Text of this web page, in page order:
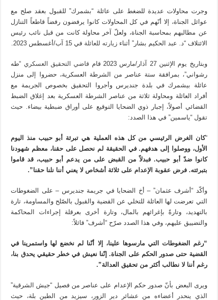
وجرت محاولات عديدة للضغط على عائلة “بشمرك” للقبول بعقد صلح مع
عوائل الجناة، إلا أنّهم في كل المحاولات كانوا يرفضون رفضاً قاطعاً التنازل
عن مطالبهم بمحاسبة الجناة، ولعلّ آخر محاولة كانت من قبل نائب رئيس
الائتلاف “د. عبد الحكيم بشار” أثناءزيارته للعائلة في 15 آب/أغسطس 2023.
وبتاريخ يوم الإثنين 27 آذار/مارس 2023 قام قاضي التحقيق العسكري “طه
رشواني”، بمرافقة ستة عناصر من الشرطة العسكرية، حضروا إلى منزل
عائلة بيشمرك في بلدة جنديرس وأجروا التحقيق بخصوص الجريمة مع
أفراد العائلة ومحاولة ثلاثة من عناصر الشرطة العسكرية بعد إغلاق الضبط
القضائي أصولاً، إجبار ذوي الضحايا التوقيع على أوراق ضبطية بيضاء. حيث
تقول “ياسمين” في هذا الصدد:
“كان الغرض الرئيسي من كل هذه العملية هي تبرئة أبو حبيب منذ اليوم
الأول، ووصلوا إلى هدفهم. في الحقيقة لم نحصل على حقنا، معظم شهودنا
كانوا ضدّ أبو حبيب. فبدلاً من القبض على من يدعم أبو حبيب، قد قاموا
بتبرئته. فرض عقوبة الإعدام على ثلاثة أشخاص لا يعني أننا نلنا حقنا”.
وأكّد “أشرف عثمان” – أخ الضحايا في جريمة جنديرس – على الضغوطات
التي تعرضت لها العائلة للتخلي عن القضية والقبول بالصّلح والمساومة، تارة
بالتهديد، وتارةً بإغرائهم بالمال، وتارة أخرى بعرقلة إجراءات المحاكمة
والتضييق عليهم، وفي هذا الصدد صرّح “أشرف” قائلاً:
“رغم الضغوطات التي مارسوها علينا، إلا أنّنا لم نخضع لها واستمرينا في
القضية حتى صدور الحكم على الجناة. إنّنا نعيش في خطر حقيقي يحدق بنا،
رغم أننا لا نطالب أكثر من تحقيق العدالة”.
ويرى البعض بأنّ صدور حكم الإعدام على عناصر من فصيل “جيش الشرقية”
الذي ينحدر أعضاءه من عشائر دير الزور، سيزيد من الطين بلة، حيث